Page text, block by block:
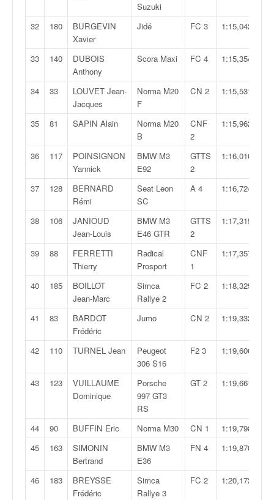
Suzuki
32 180
BURGEVIN
Xavier
Jidé FC 3 1:15,042
33 140
DUBOIS
Anthony
Scora Maxi FC 4 1:15,354
34 33
LOUVET Jean-
Jacques
Norma M20
F
CN 2 1:15,531
35 81 SAPIN Alain
Norma M20
B
CNF
2
1:15,962
36 117
POINSIGNON
Yannick
BMW M3
E92
GTTS
2
1:16,010
37 128
BERNARD
Rémi
Seat Leon
SC
A 4 1:16,724
38 106
JANIOUD
Jean-Louis
BMW M3
E46 GTR
GTTS
2
1:17,315
39 88
FERRETTI
Thierry
Radical
Prosport
CNF
1
1:17,357
40 185
BOILLOT
Jean-Marc
Simca
Rallye 2
FC 2 1:18,325
41 83
BARDOT
Frédéric
Jumo CN 2 1:19,332
42 110 TURNEL Jean
Peugeot
306 S16
F2 3 1:19,606
43 123
VUILLAUME
Dominique
Porsche
997 GT3
RS
GT 2 1:19,661
44 90 BUFFIN Eric Norma M30 CN 1
1:19,798
45
163
SIMONIN
Bertrand
BMW M3
E36
FN 4 1:19,870
46 183
BREYSSE
Frédéric
Simca
Rallye 3
FC 2 1:20,172